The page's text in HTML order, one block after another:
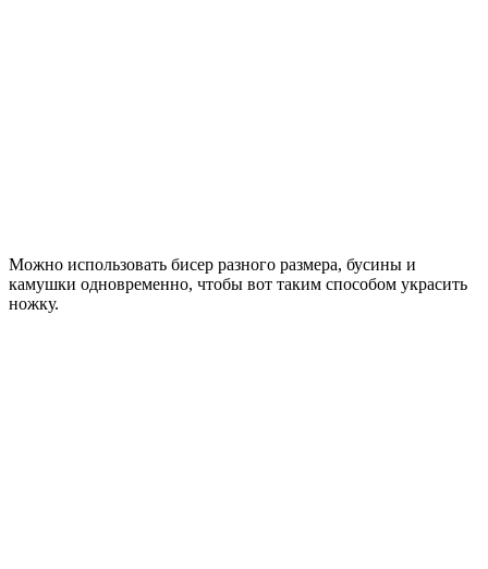
Можно использовать бисер разного размера, бусины и
камушки одновременно, чтобы вот таким способом украсить
ножку.